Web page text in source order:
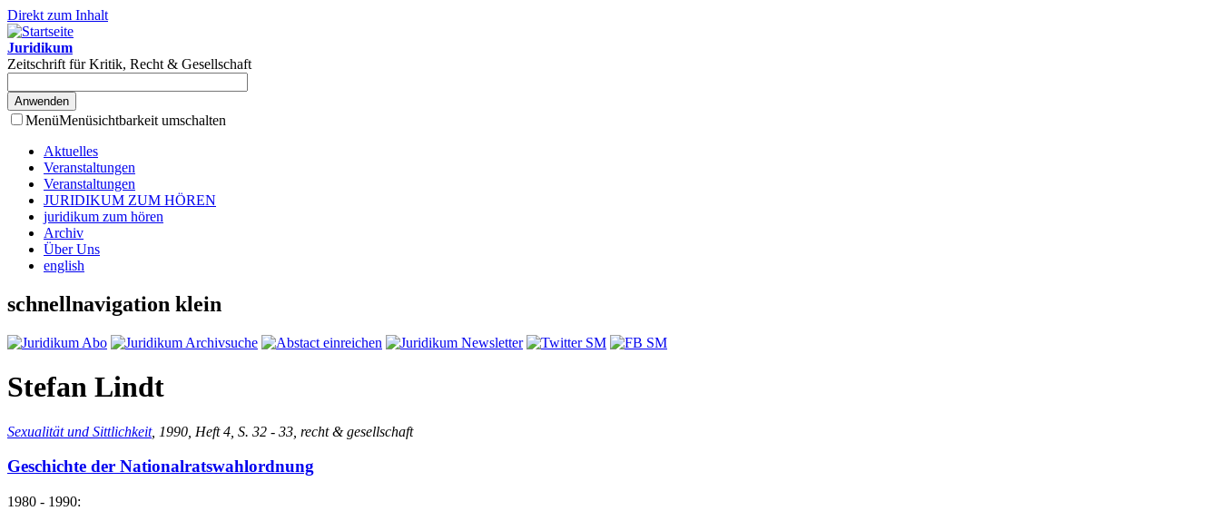
Direkt zum Inhalt
Juridikum
Zeitschrift für Kritik, Recht & Gesellschaft
MenüMenüsichtbarkeit umschalten
Aktuelles
Veranstaltungen
Veranstaltungen
JURIDIKUM ZUM HÖREN
juridikum zum hören
Archiv
Über Uns
english
schnellnavigation klein
Stefan Lindt
Sexualität und Sittlichkeit, 1990, Heft 4, S. 32 - 33, recht & gesellschaft
Geschichte der Nationalratswahlordnung
1980 - 1990: